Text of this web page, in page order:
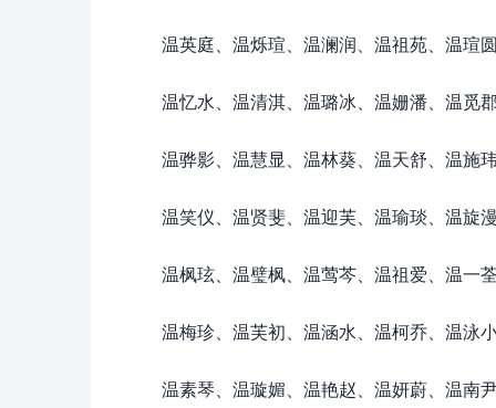
温英庭、温烁瑄、温澜润、温祖苑、温瑄圆
温忆水、温清淇、温璐冰、温姗潘、温觅郡
温骅影、温慧显、温林葵、温天舒、温施玮
温笑仪、温贤斐、温迎芙、温瑜琰、温旋漫
温枫玹、温璧枫、温莺芩、温祖爱、温一荃
温梅珍、温芙初、温涵水、温柯乔、温泳小
温素琴、温璇媚、温艳赵、温妍蔚、温南尹